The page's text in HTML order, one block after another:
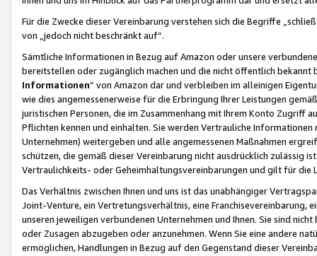
Für die Zwecke dieser Vereinbarung verstehen sich die Begriffe
von „jedoch nicht beschränkt auf“.
Sämtliche Informationen in Bezug auf Amazon oder unsere
bereitstellen oder zugänglich machen und die nicht öffentlich
Informationen“ von Amazon dar und verbleiben im alleinigen
wie dies angemessenerweise für die Erbringung Ihrer Leistungen
juristischen Personen, die im Zusammenhang mit Ihrem Konto
Pflichten kennen und einhalten. Sie werden Vertrauliche
Unternehmen) weitergeben und alle angemessenen Maßnahmen
schützen, die gemäß dieser Vereinbarung nicht ausdrücklich zulässig
Vertraulichkeits- oder Geheimhaltungsvereinbarungen und gilt für die
Das Verhältnis zwischen Ihnen und uns ist das unabhängiger
Joint-Venture, ein Vertretungsverhältnis, eine Franchisevereinbarung,
unseren jeweiligen verbundenen Unternehmen und Ihnen. Sie sind
oder Zusagen abzugeben oder anzunehmen. Wenn Sie eine andere
ermöglichen, Handlungen in Bezug auf den Gegenstand dieser